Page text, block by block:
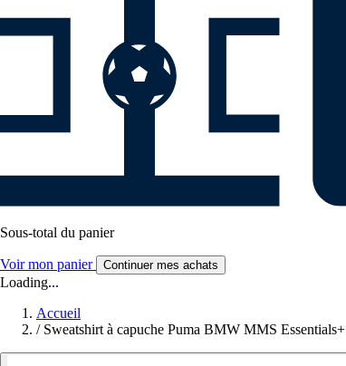
Sous-total du panier
Voir mon panier Continuer mes achats
Loading...
Accueil
/ Sweatshirt à capuche Puma BMW MMS Essentials+